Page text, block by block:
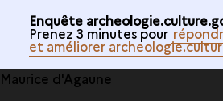
Enquête
Prenez 3 minutes pour
et améliorer
Maurice d'Agaune